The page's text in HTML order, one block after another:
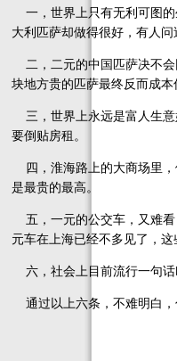
一，世界上只有无利可图的
大利匹萨却做得很好，有人问
二，二元的中国匹萨决不会
块地方贵的匹萨最终反而成本
三，世界上永远是富人生意
要倒贴房租。
四，淮海路上的大商场里，
是最贵的最高。
五，一元的公交车，又难看
元车在上海已经不多见了，
六，社会上目前流行一句话
通过以上六条，不难明白，